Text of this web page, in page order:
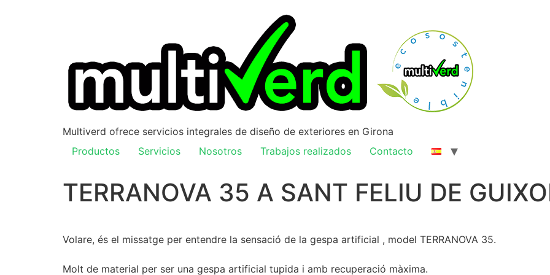
Multiverd ofrece servicios integrales de diseño de exteriores en Girona
Productos
Servicios Nosotros Trabajos realizados Contacto
TERRANOVA 35 A SANT FELIU DE
Volare, és el missatge per entendre la sensació de la gespa artificial , model TERRANOVA 35.
Molt de material per ser una gespa artificial tupida i amb recuperació màxima.